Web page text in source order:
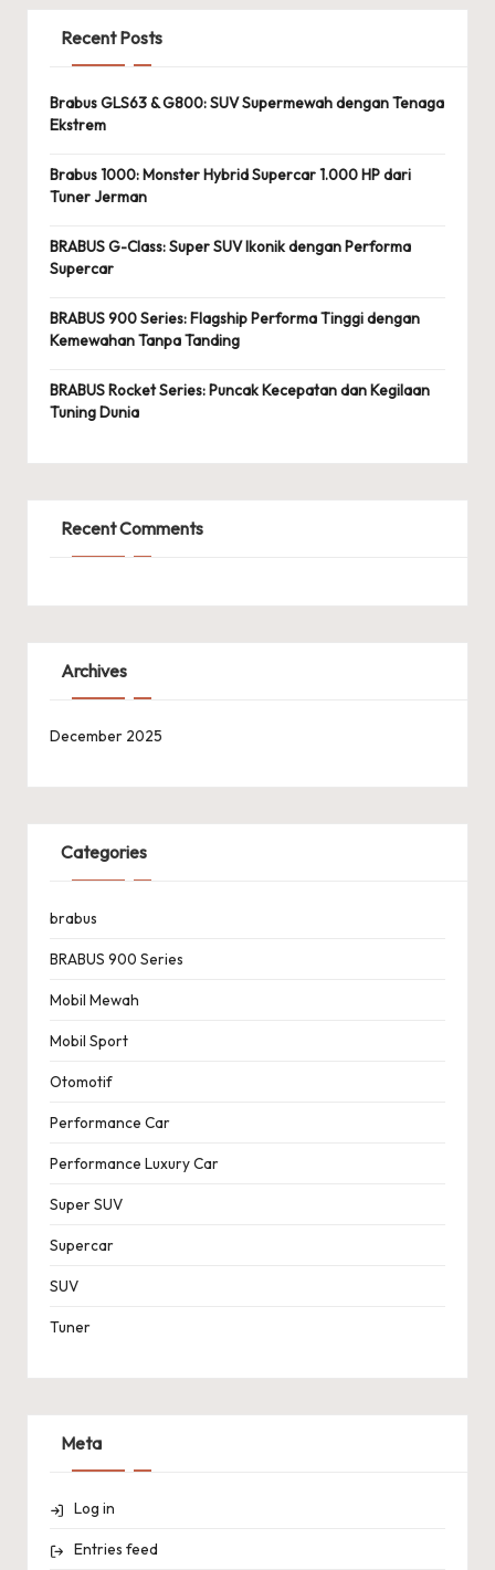
Recent Posts
Brabus GLS63 & G800: SUV Supermewah dengan Tenaga
Ekstrem
Brabus 1000: Monster Hybrid Supercar 1.000 HP dari
Tuner Jerman
BRABUS G-Class: Super SUV Ikonik dengan Performa
Supercar
BRABUS 900 Series: Flagship Performa Tinggi dengan
Kemewahan Tanpa Tanding
BRABUS Rocket Series: Puncak Kecepatan dan Kegilaan
Tuning Dunia
Recent Comments
Archives
December 2025
Categories
brabus
BRABUS 900 Series
Mobil Mewah
Mobil Sport
Otomotif
Performance Car
Performance Luxury Car
Super SUV
Supercar
SUV
Tuner
Meta
Log in
Entries feed